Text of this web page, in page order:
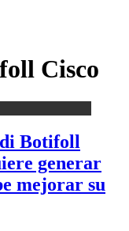
Cisco
Botifoll
generar
mejorar su